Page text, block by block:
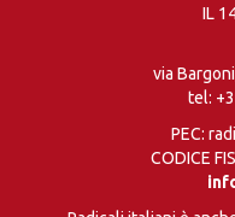
IL
via
tel:
PEC:
CODICE